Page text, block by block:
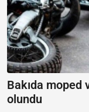
Bakıda
olundu